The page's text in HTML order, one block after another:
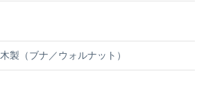
木製（ブナ／ウォルナット）